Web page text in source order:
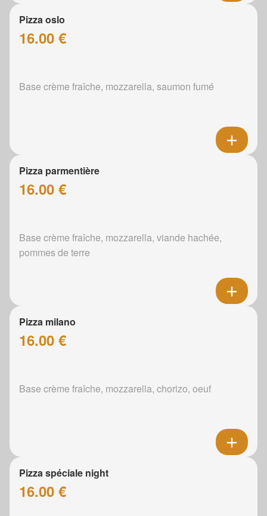
Pizza oslo
16.00 €
Base crème fraîche, mozzarella, saumon fumé
Pizza parmentière
16.00 €
Base crème fraîche, mozzarella, viande hachée,
pommes de terre
Pizza milano
16.00 €
Base crème fraîche, mozzarella, chorizo, oeuf
Pizza spéciale night
16.00 €